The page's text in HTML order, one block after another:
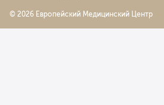
© 2026 Европейский Медицинский Центр